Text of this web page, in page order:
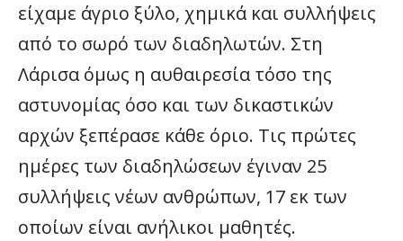
είχαμε άγριο ξύλο, χημικά και συλλήψεις
από το σωρό των διαδηλωτών. Στη
Λάρισα όμως η αυθαιρεσία τόσο της
αστυνομίας όσο και των δικαστικών
αρχών ξεπέρασε κάθε όριο. Τις πρώτες
ημέρες των διαδηλώσεων έγιναν 25
συλλήψεις νέων ανθρώπων, 17 εκ των
οποίων είναι ανήλικοι μαθητές.